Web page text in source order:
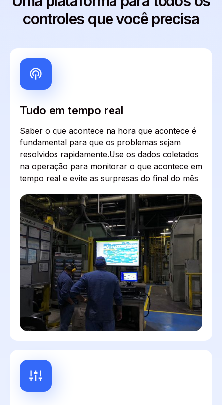
controles que você precisa
Tudo em tempo real
Saber o que acontece na hora que acontece é
fundamental para que os problemas sejam
resolvidos rapidamente.Use os dados coletados
na operação para monitorar o que acontece em
tempo real e evite as surpresas do final do mês